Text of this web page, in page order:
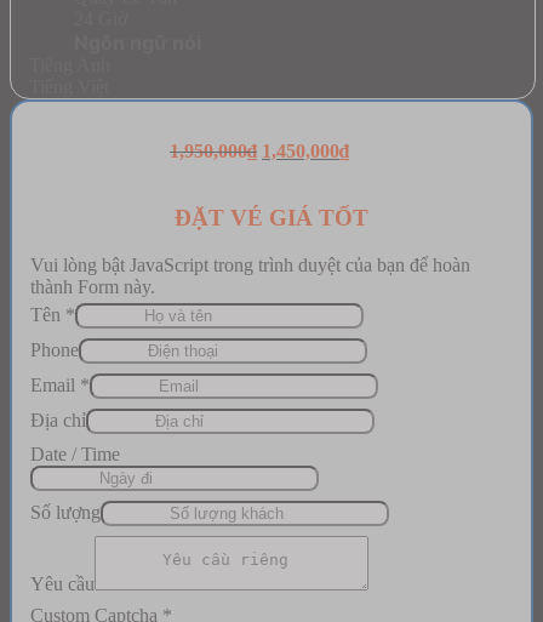
1,950,000₫ Original
1,950,000₫.
1,450,000₫Current
1,450,000₫.
ĐẶT VÉ GIÁ TỐT
Vui lòng bật JavaScript trong trình duyệt của bạn để hoàn
thành Form này.
Tên *
Phone
Email
Captcha
Email *
Địa chỉ
Date / Time
Số lượng
Yêu cầu
Custom Captcha *